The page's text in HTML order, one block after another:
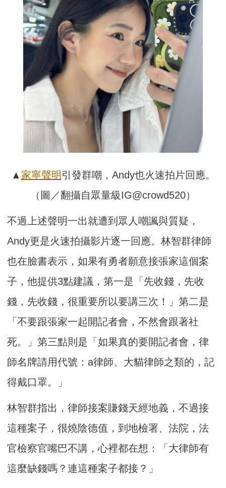
▲ 家寧聲明引發群嘲，Andy也火速拍片回應。
（圖／翻攝自眾量級IG@crowd520）
不過上述聲明一出就遭到眾人嘲諷與質疑，
Andy更是火速拍攝影片逐一回應。林智群律師
也在臉書表示，如果有勇者願意接張家這個案
子，他提供3點建議，第一是「先收錢，先收
錢，先收錢，很重要所以要講三次！」第二是
「不要跟張家一起開記者會，不然會跟著社
死。」第三點則是「如果真的要開記者會，律
師名牌請用代號：a律師、大貓律師之類的，記
得戴口罩。」
林智群指出，律師接案賺錢天經地義，不過接
這種案子，很燒陰德值，到地檢署、法院，法
官檢察官嘴巴不講，心裡都在想：「大律師有
這麼缺錢嗎？連這種案子都接？」